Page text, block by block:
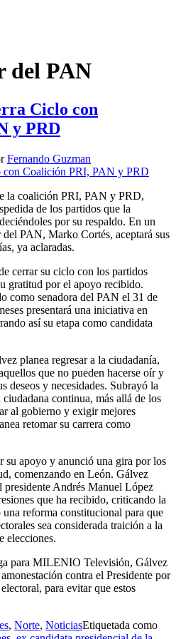
del PAN
Ciclo con
y PRD
Fernando Guzman
la coalición PRI, PAN y PRD,
de los partidos que la
por su respaldo. En un
PAN, Marko Cortés, aceptará sus
ya aclaradas.
cerrar su ciclo con los partidos
gratitud por el apoyo recibido.
como senadora del PAN el 31 de
presentará una iniciativa en
así su etapa como candidata
planea regresar a la ciudadanía,
que no pueden hacerse oír y
deseos y necesidades. Subrayó la
continua, más allá de los
al gobierno y exigir mejores
retomar su carrera como
su apoyo y anunció una gira por los
comenzando en León. Gálvez
Andrés Manuel López
que ha recibido, criticando la
reforma constitucional para que
sea considerada traición a la
elecciones.
para MILENIO Televisión, Gálvez
contra el Presidente por
para evitar que estos
, Norte, NoticiasEtiquetada como